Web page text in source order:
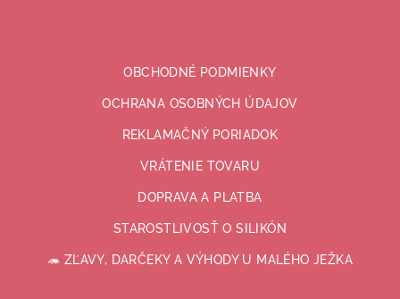
OBCHODNÉ PODMIENKY
OCHRANA OSOBNÝCH ÚDAJOV
REKLAMAČNÝ PORIADOK
VRÁTENIE TOVARU
DOPRAVA A PLATBA
STAROSTLIVOSŤ O SILIKÓN
🦔 ZĽAVY, DARČEKY A VÝHODY U MALÉHO JEŽKA